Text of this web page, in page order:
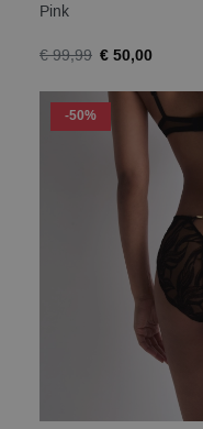
Pink
€ 99,99 € 50,00
-50%